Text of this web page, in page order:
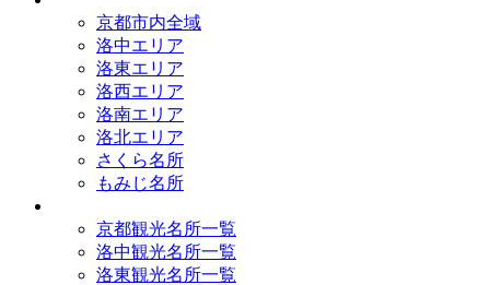
京都市内全域
洛中エリア
洛東エリア
洛西エリア
洛南エリア
洛北エリア
さくら名所
もみじ名所
京都観光名所一覧
洛中観光名所一覧
洛東観光名所一覧